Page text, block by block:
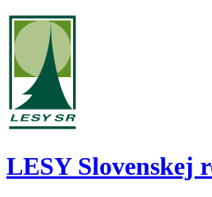
LESY Slovenskej